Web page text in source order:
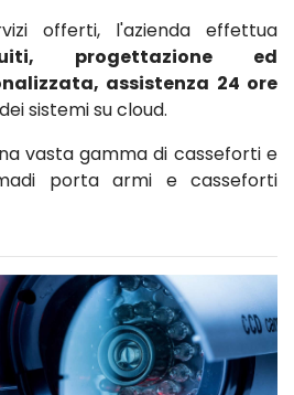
offerti, l'azienda effettua
progettazione ed
assistenza 24 ore
sistemi su cloud.
vasta gamma di casseforti e
porta armi e casseforti